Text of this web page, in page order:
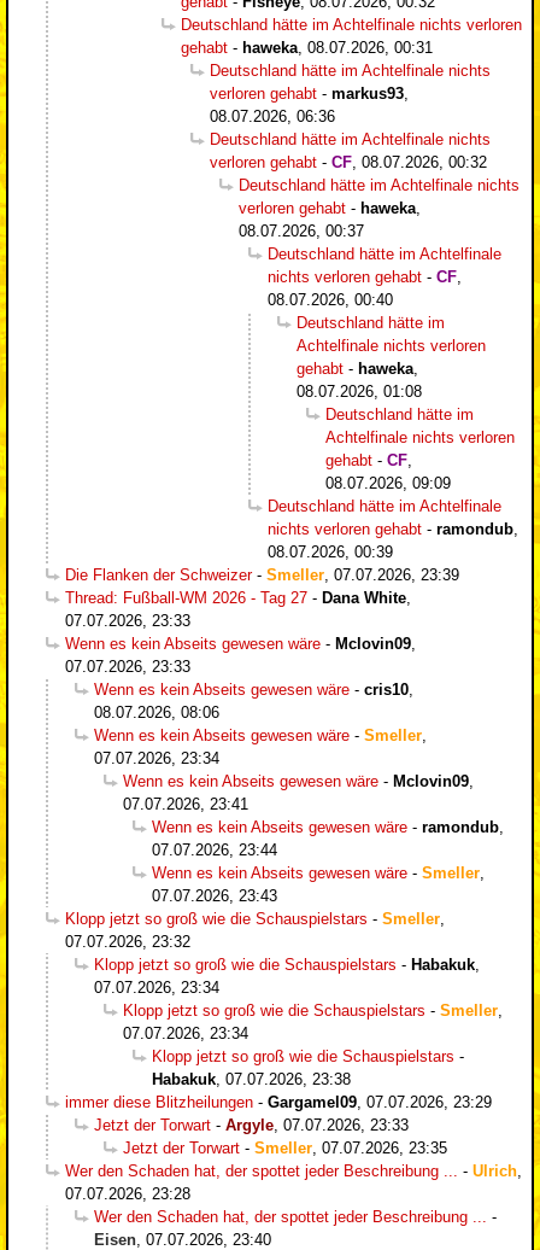
Deutschland hätte im Achtelfinale nichts verloren
gehabt - haweka 08.07.2026, 00:31
Deutschland hätte im Achtelfinale nichts
verloren gehabt - markus93
08.07.2026, 06:36
Deutschland hätte im Achtelfinale nichts
verloren gehabt - CF 08.07.2026, 00:32
Deutschland hätte im Achtelfinale nichts
verloren gehabt - haweka
08.07.2026, 00:37
Deutschland hätte im Achtelfinale
nichts verloren gehabt - CF
08.07.2026, 00:40
Deutschland hätte im
Achtelfinale nichts verloren
gehabt - haweka
08.07.2026, 01:08
Deutschland hätte im
Achtelfinale nichts verloren
gehabt - CF
08.07.2026, 09:09
Deutschland hätte im Achtelfinale
nichts verloren gehabt - ramondub
08.07.2026, 00:39
Die Flanken der Schweizer- Smeller 07.07.2026, 23:39
Thread: Fußball-WM 2026 - Tag 27 - Dana White
07.07.2026, 23:33
Wenn es kein Abseits gewesen wäre - Mclovin09
07.07.2026, 23:33
Wenn es kein Abseits gewesen wäre - cris10
08.07.2026, 08:06
Wenn es kein Abseits gewesen wäre - Smeller
07.07.2026, 23:34
Wenn es kein Abseits gewesen wäre - Mclovin09
07.07.2026, 23:41
Wenn es kein Abseits gewesen wäre - ramondub
07.07.2026, 23:44
Wenn es kein Abseits gewesen wäre - Smeller
07.07.2026, 23:43
Klopp jetzt so groß wie die Schauspielstars - Smeller
07.07.2026, 23:32
Klopp jetzt so groß wie die Schauspielstars - Habakuk
07.07.2026, 23:34
Klopp jetzt so groß wie die Schauspielstars - Smeller
07.07.2026, 23:34
Klopp jetzt so groß wie die Schauspielstars -
Habakuk 07.07.2026, 23:38
immer diese Blitzheilungen - Gargamel09 07.07.2026, 23:29
Jetzt der Torwart - Argyle 07.07.2026, 23:33
Jetzt der Torwart - Smeller 07.07.2026, 23:35
Wer den Schaden hat, der spottet jeder Beschreibung ...
- Ulrich
07.07.2026, 23:28
Wer den Schaden hat, der spottet jeder Beschreibung ...
-
Eisen 07.07.2026, 23:40